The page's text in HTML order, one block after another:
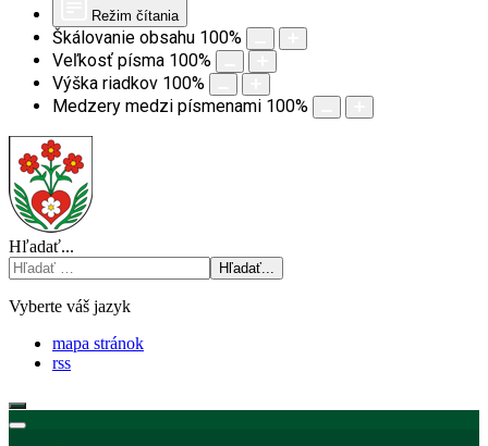
Režim čítania
Škálovanie obsahu 100%
Veľkosť písma 100%
Výška riadkov 100%
Medzery medzi písmenami 100%
Hľadať...
Hľadať...
Vyberte váš jazyk
mapa stránok
rss